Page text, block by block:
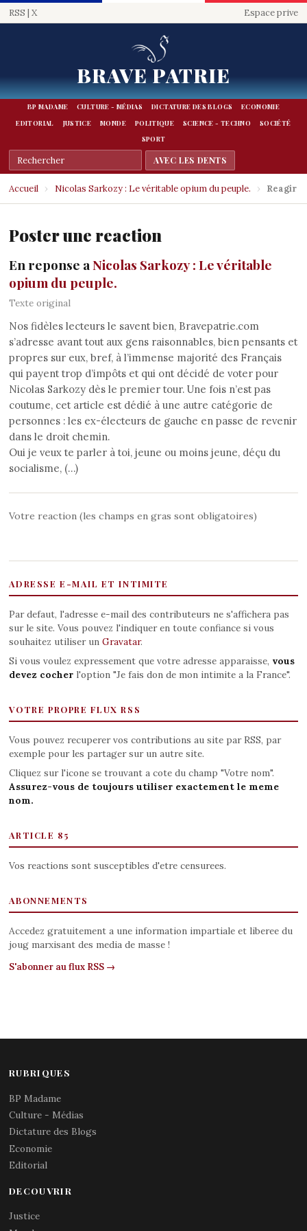
RSS | X Espace prive
BRAVE PATRIE
BP MADAME CULTURE - MÉDIAS DICTATURE DES BLOGS
ECONOMIE
EDITORIAL
JUSTICE MONDE POLITIQUE SCIENCE - TECHNO
SOCIÉTÉ
SPORT
Accueil › Nicolas Sarkozy : Le véritable opium du peuple. › Reagir
Poster une reaction
En reponse aNicolas Sarkozy : Le véritable
opium du peuple.
Texte original
Nos fidèles lecteurs le savent bien, Bravepatrie.com
s’adresse avant tout aux gens raisonnables, bien pensants et
propres sur eux, bref, à l’immense majorité des Français
qui payent trop d’impôts et qui ont décidé de voter pour
Nicolas Sarkozy dès le premier tour. Une fois n’est pas
coutume, cet article est dédié à une autre catégorie de
personnes : les ex-électeurs de gauche en passe de revenir
dans le droit chemin.
Oui je veux te parler à toi, jeune ou moins jeune, déçu du
socialisme, (…)
Votre reaction (les champs en gras sont obligatoires)
ADRESSE E-MAIL ET INTIMITE
Par defaut, l'adresse e-mail des contributeurs ne s'affichera pas
sur le site. Vous pouvez l'indiquer en toute confiance si vous
souhaitez utiliser un Gravatar.
Si vous voulez expressement que votre adresse apparaisse, vous
devez cocherl'option "Je fais don de mon intimite a la France".
VOTRE PROPRE FLUX RSS
Vous pouvez recuperer vos contributions au site par RSS, par
exemple pour les partager sur un autre site.
Cliquez sur l'icone se trouvant a cote du champ "Votre nom".
Assurez-vous de toujours utiliser exactement le meme
nom.
ARTICLE 85
Vos reactions sont susceptibles d'etre censurees.
ABONNEMENTS
Accedez gratuitement a une information impartiale et liberee du
joug marxisant des media de masse !
S'abonner au flux RSS →
RUBRIQUES
BP Madame
Culture - Médias
Dictature des Blogs
Economie
Editorial
DECOUVRIR
Justice